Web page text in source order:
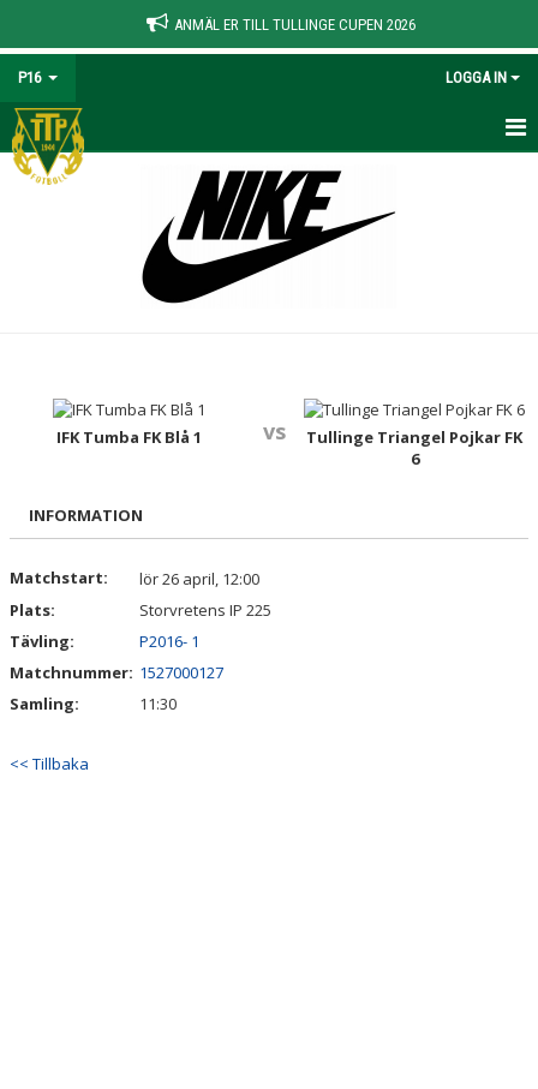
ANMÄL ER TILL TULLINGE CUPEN 2026
P16 LOGGA IN
HEM
BILDGALLERI
KONTAKT
IFK Tumba FK Blå 1 vs
Tullinge Triangel Pojkar FK
6
INFORMATION
Matchstart:
lör 26 april, 12:00
Plats:
Storvretens IP 225
Tävling:
P2016- 1
Matchnummer: 1527000127
Samling:
11:30
<< Tillbaka